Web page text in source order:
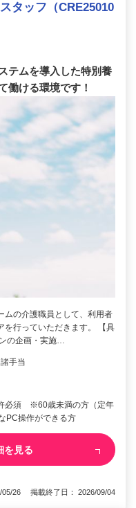
タッフ（CRE25010
テムを導入した特別養
働ける環境です！
ムの介護職員として、利用者
を行っていただきます。 【具
の企画・実施…
手当
必須 ※60歳未満の方（定年
操作ができる方
を見る
05/26 掲載終了日： 2026/09/04